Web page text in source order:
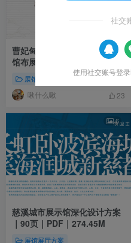
曹妃甸城市规划馆与向海发展
馆布展策划方案 ｜133页｜
展馆展厅方案
啾什么啾 23
6
慈溪城市展示馆深化设计方案
｜90页｜PDF｜274.45M
展馆展厅方案
社交
使用社交账号登